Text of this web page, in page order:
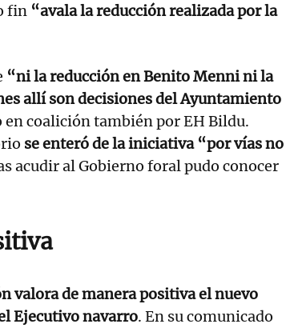
fin “avala la reducción realizada por la
“ni la reducción en Benito Menni ni la
allí son decisiones del Ayuntamiento
en coalición también por EH Bildu.
se enteró de la iniciativa “por vías no
acudir al Gobierno foral pudo conocer
valora de manera positiva el nuevo
Ejecutivo navarro. En su comunicado